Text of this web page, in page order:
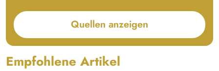
Quellen anzeigen
Empfohlene Artikel